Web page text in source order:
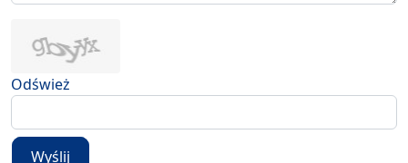
Odśwież
Wyślij